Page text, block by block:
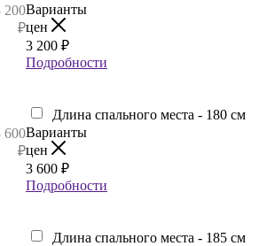
200
₽
Варианты
цен
3 200 ₽
Подробности
Длина спального места - 180 см
600
₽
Варианты
цен
3 600 ₽
Подробности
Длина спального места - 185 см